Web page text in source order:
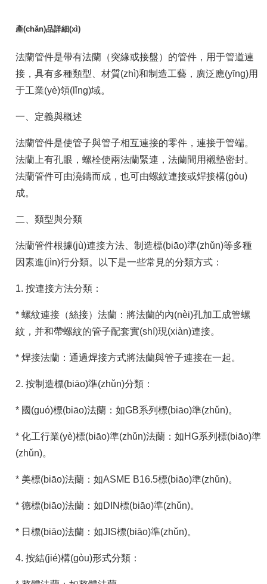
產(chǎn)品詳細(xì)
法蘭管件是帶有法蘭（突緣或接盤）的管件，用于管道連
接，具有多種類型、材質(zhì)和制造工藝，廣泛應(yīng)用
于工業(yè)領(lǐng)域。
一、定義與概述
法蘭管件是使管子與管子相互連接的零件，連接于管端。
法蘭上有孔眼，螺栓使兩法蘭緊連，法蘭間用襯墊密封。
法蘭管件可由澆鑄而成，也可由螺紋連接或焊接構(gòu)
成。
二、類型與分類
法蘭管件根據(jù)連接方法、制造標(biāo)準(zhǔn)等多種
因素進(jìn)行分類。以下是一些常見的分類方式：
1. 按連接方法分類：
* 螺紋連接（絲接）法蘭：將法蘭的內(nèi)孔加工成管螺
紋，并和帶螺紋的管子配套實(shí)現(xiàn)連接。
* 焊接法蘭：通過焊接方式將法蘭與管子連接在一起。
2. 按制造標(biāo)準(zhǔn)分類：
* 國(guó)標(biāo)法蘭：如GB系列標(biāo)準(zhǔn)。
* 化工行業(yè)標(biāo)準(zhǔn)法蘭：如HG系列標(biāo)準
(zhǔn)。
* 美標(biāo)法蘭：如ASME B16.5標(biāo)準(zhǔn)。
* 德標(biāo)法蘭：如DIN標(biāo)準(zhǔn)。
* 日標(biāo)法蘭：如JIS標(biāo)準(zhǔn)。
4. 按結(jié)構(gòu)形式分類：